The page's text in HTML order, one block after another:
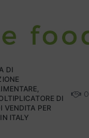
DI
DI
VENDITA PER
ITALY
0